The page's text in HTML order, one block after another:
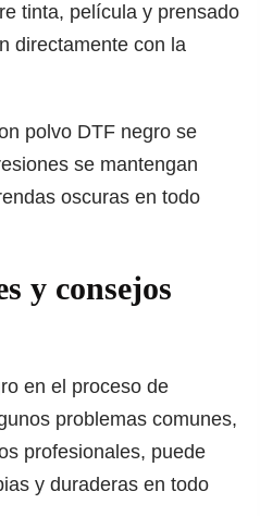
tinta, película y prensado
directamente con la
polvo DTF negro se
se mantengan
oscuras en todo
y consejos
en el proceso de
problemas comunes,
profesionales, puede
y duraderas en todo